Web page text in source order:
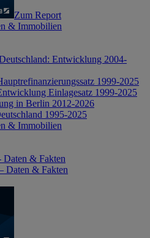
Zum Report
& Immobilien
Entwicklung 2004-
1999-2025
Einlagesatz 1999-2025
in Berlin 2012-2026
1995-2025
& Immobilien
Daten & Fakten
Daten & Fakten